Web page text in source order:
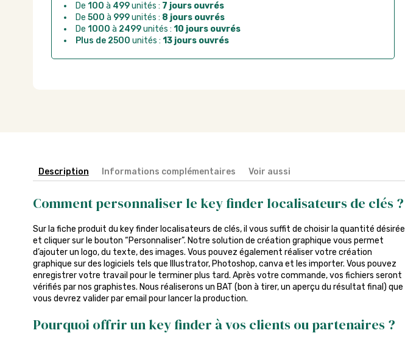
De 100 à 499unités : 7 jours ouvrés
De 500 à 999unités : 8 jours ouvrés
De 1000 à 2499unités : 10 jours ouvrés
Plus de 2500 unités : 13 jours ouvrés
Description Informations complémentaires Voir aussi
Comment personnaliser le key finder localisateurs de clés ?
Sur la fiche produit du key finder localisateurs de clés, il vous suffit de choisir la quantité désirée
et cliquer sur le bouton “Personnaliser”. Notre solution de création graphique vous permet
d’ajouter un logo, du texte, des images. Vous pouvez également réaliser votre création
graphique sur des logiciels tels que Illustrator, Photoshop, canva et les importer. Vous pouvez
enregistrer votre travail pour le terminer plus tard. Après votre commande, vos fichiers seront
vérifiés par nos graphistes. Nous réaliserons un BAT (bon à tirer, un aperçu du résultat final) que
vous devrez valider par email pour lancer la production.
Pourquoi offrir un key finder à vos clients ou partenaires ?